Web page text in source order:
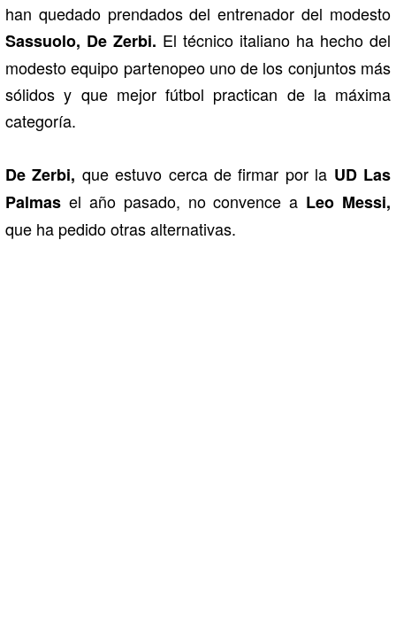
han quedado prendados del entrenador del modesto
Sassuolo, De Zerbi. El técnico italiano ha hecho del
modesto equipo partenopeo uno de los conjuntos más
sólidos y que mejor fútbol practican de la máxima
categoría.
De Zerbi, que estuvo cerca de firmar por la UD Las
Palmas el año pasado, no convence a Leo Messi,
que ha pedido otras alternativas.